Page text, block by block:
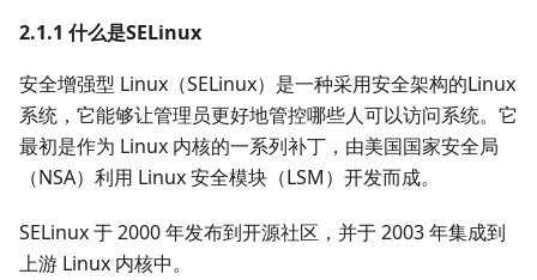
2.1.1 什么是SELinux
安全增强型 Linux（SELinux）是一种采用安全架构的Linux
系统，它能够让管理员更好地管控哪些人可以访问系统。它
最初是作为 Linux 内核的一系列补丁，由美国国家安全局
（NSA）利用 Linux 安全模块（LSM）开发而成。
SELinux 于 2000 年发布到开源社区，并于 2003 年集成到
上游 Linux 内核中。